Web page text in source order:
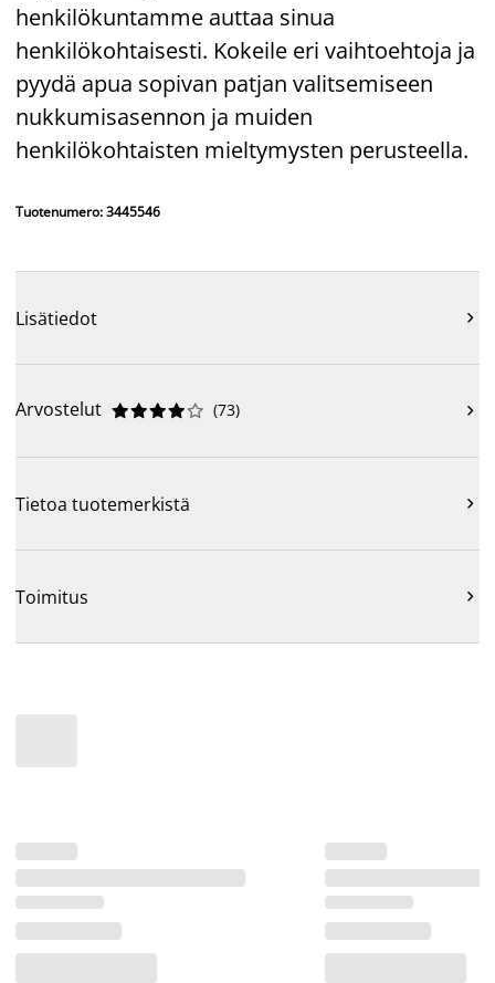
henkilökuntamme auttaa sinua
henkilökohtaisesti. Kokeile eri vaihtoehtoja ja
pyydä apua sopivan patjan valitsemiseen
nukkumisasennon ja muiden
henkilökohtaisten mieltymysten perusteella.
Tuotenumero: 3445546
Lisätiedot 
Arvostelut 




 (73) 
Tietoa tuotemerkistä 
Toimitus 